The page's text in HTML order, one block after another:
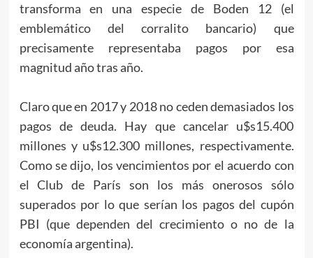
transforma en una especie de Boden 12 (el
emblemático del corralito bancario) que
precisamente representaba pagos por esa
magnitud año tras año.
Claro que en 2017 y 2018 no ceden demasiados los
pagos de deuda. Hay que cancelar u$s15.400
millones y u$s12.300 millones, respectivamente.
Como se dijo, los vencimientos por el acuerdo con
el Club de París son los más onerosos sólo
superados por lo que serían los pagos del cupón
PBI (que dependen del crecimiento o no de la
economía argentina).